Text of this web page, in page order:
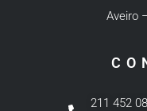
Aveiro
211 452